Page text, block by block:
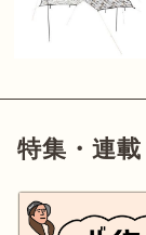
特集・連載